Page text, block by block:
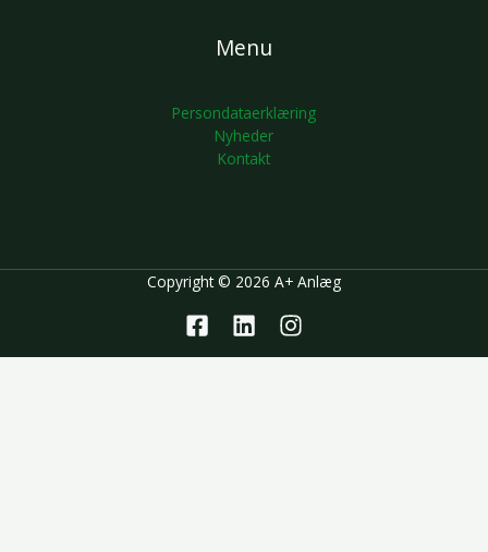
Menu
Persondataerklæring
Nyheder
Kontakt
Copyright © 2026 A+ Anlæg